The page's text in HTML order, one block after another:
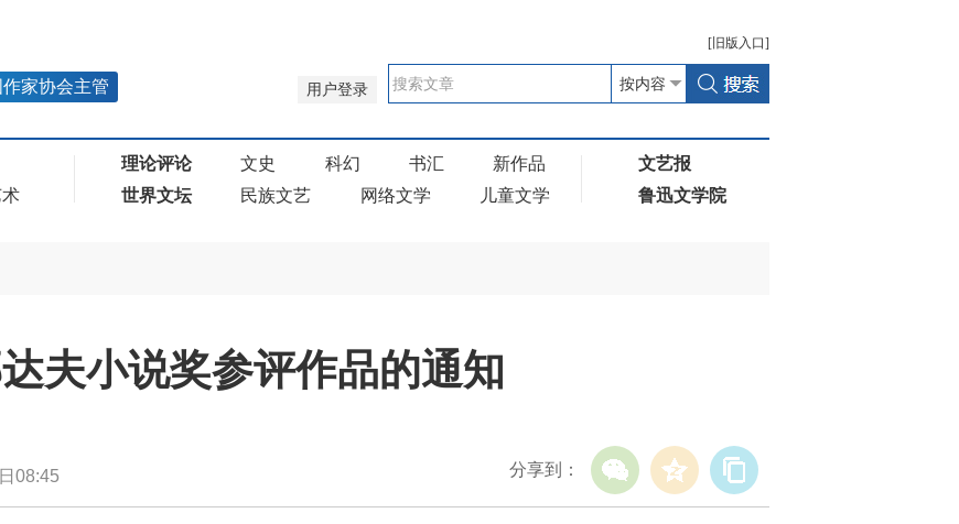
[ 旧版 入口]
用户登录
家协会主管
理论评论 文史 科幻 书汇
新作品
世界文坛
民族文艺 网络文学 儿童文学
文艺报
鲁迅文学院
夫小说奖参评作品的通知
分享到：
08:45